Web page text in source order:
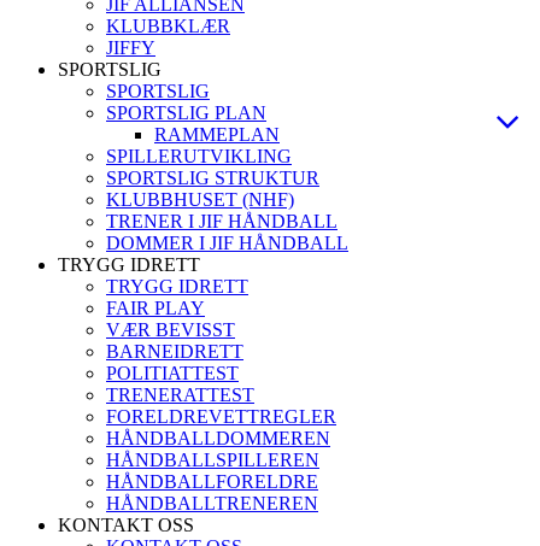
JIF ALLIANSEN
KLUBBKLÆR
JIFFY
SPORTSLIG
SPORTSLIG
SPORTSLIG PLAN
RAMMEPLAN
SPILLERUTVIKLING
SPORTSLIG STRUKTUR
KLUBBHUSET (NHF)
TRENER I JIF HÅNDBALL
DOMMER I JIF HÅNDBALL
TRYGG IDRETT
TRYGG IDRETT
FAIR PLAY
VÆR BEVISST
BARNEIDRETT
POLITIATTEST
TRENERATTEST
FORELDREVETTREGLER
HÅNDBALLDOMMEREN
HÅNDBALLSPILLEREN
HÅNDBALLFORELDRE
HÅNDBALLTRENEREN
KONTAKT OSS